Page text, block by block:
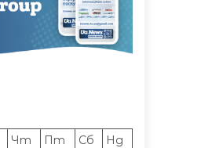
Чт Пт Сб
Нд